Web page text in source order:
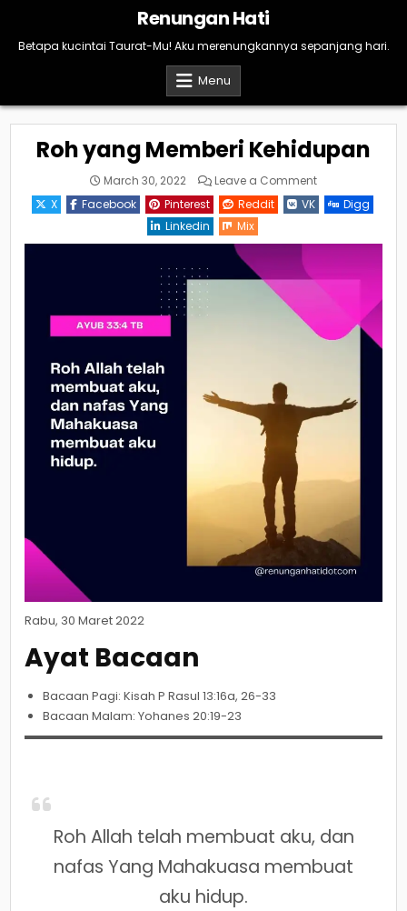
content
Renungan Hati
Betapa kucintai Taurat-Mu! Aku merenungkannya sepanjang hari.
Menu
Roh yang Memberi Kehidupan
March 30, 2022 Leave a Commenton
yang
Memberi
X Facebook Pinterest Reddit VK
Digg
Linkedin
Mix
Rabu, 30 Maret 2022
Ayat Bacaan
Bacaan Pagi: Kisah P Rasul 13:16a, 26-33
Bacaan Malam: Yohanes 20:19-23
Roh Allah telah membuat aku, dan
nafas Yang Mahakuasa membuat
aku hidup.